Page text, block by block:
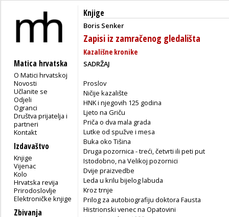
Matica hrvatska
O Matici hrvatskoj
Novosti
Učlanite se
Odjeli
Ogranci
Društva prijatelja i
partneri
Kontakt
Izdavaštvo
Knjige
Vijenac
Kolo
Hrvatska revija
Prirodoslovlje
Elektroničke knjige
Zbivanja
Knjige
Boris Senker
Zapisi iz zamračenog gledališta
Kazališne kronike
SADRŽAJ
Proslov
Ničije kazalište
HNK i njegovih 125 godina
Ljeto na Griču
Priča o dva mala grada
Lutke od spužve i mesa
Buka oko Tišina
Druga pozornica - treći, četvrti ili peti put
Istodobno, na Velikoj pozornici
Dvije praizvedbe
Leda u krilu bijelog labuda
Kroz trnje
Prilog za autobiografiju doktora Fausta
Histrionski venec na Opatovini